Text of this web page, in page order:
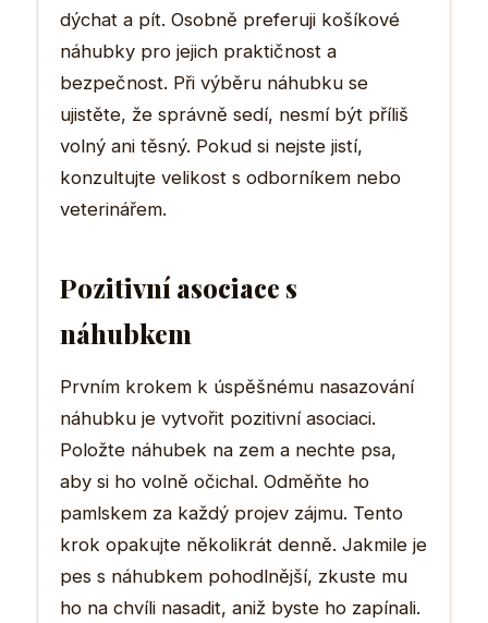
dýchat a pít. Osobně preferuji košíkové
náhubky pro jejich praktičnost a
bezpečnost. Při výběru náhubku se
ujistěte, že správně sedí, nesmí být příliš
volný ani těsný. Pokud si nejste jistí,
konzultujte velikost s odborníkem nebo
veterinářem.
Pozitivní asociace s
náhubkem
Prvním krokem k úspěšnému nasazování
náhubku je vytvořit pozitivní asociaci.
Položte náhubek na zem a nechte psa,
aby si ho volně očichal. Odměňte ho
pamlskem za každý projev zájmu. Tento
krok opakujte několikrát denně. Jakmile je
pes s náhubkem pohodlnější, zkuste mu
ho na chvíli nasadit, aniž byste ho zapínali.